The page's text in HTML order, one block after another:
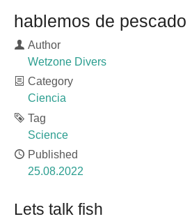
hablemos de pescado
Author
Wetzone Divers
Category
Ciencia
Tag
Science
Published
25.08.2022
Lets talk fish